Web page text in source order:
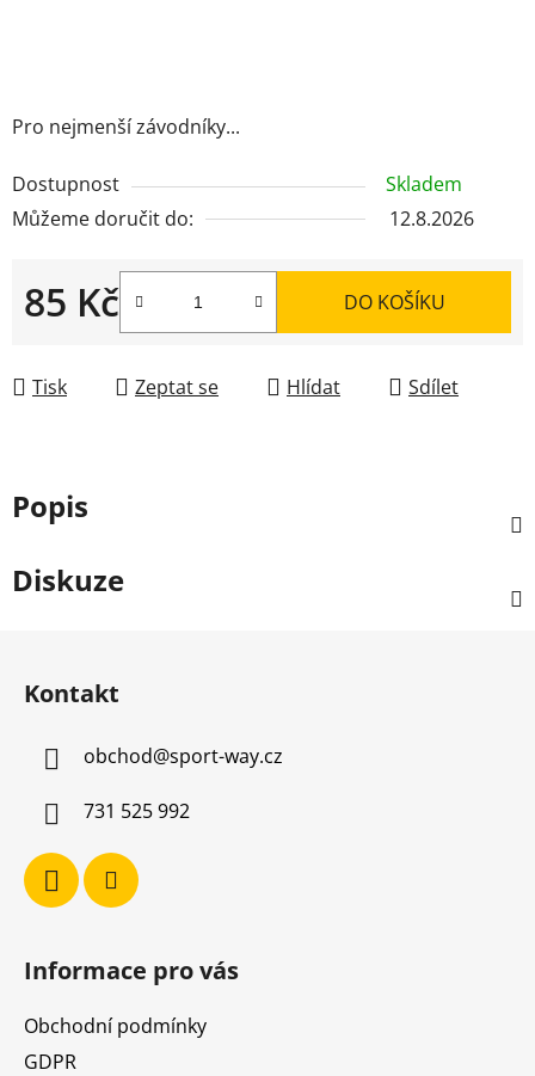
Pro nejmenší závodníky...
Dostupnost
Skladem
Můžeme doručit do:
12.8.2026
85 Kč
Měrná cena:
DO KOŠÍKU
Tisk Zeptat se Hlídat Sdílet
Popis
Diskuze
Kontakt
obchod@sport-way.cz
731 525 992
Informace pro vás
Obchodní podmínky
GDPR